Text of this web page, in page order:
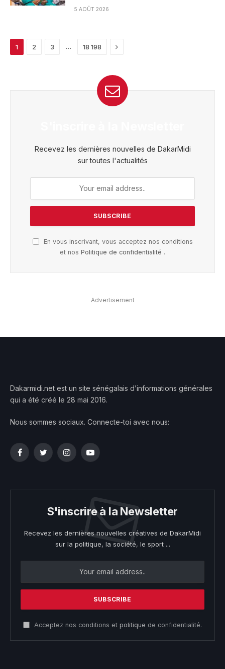
5 AOÛT 2026
1 2 3 … 18 198 Next
Recevez les dernières nouvelles de DakarMidi
sur toutes l'actualités
En vous inscrivant, vous acceptez nos conditions
et nos Politique de confidentialité .
Advertisement
Dakarmidi.net est un site sénégalais d’informations générales
qui a été créé le 28 mai 2016.
Nous sommes sociaux. Connecte-toi avec nous:
FacebookTwitterInstagramYouTube
S'inscrire à la Newsletter
Recevez les dernières nouvelles créatives de DakarMidi
sur la politique, la société, le sport ...
Acceptez nos conditions et politique de confidentialité.